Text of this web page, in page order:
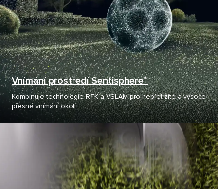
Vnímání prostředí Sentisphere™
Kombinuje technologie RTK a VSLAM pro nepřetržité a vysoce
přesné vnímání okolí